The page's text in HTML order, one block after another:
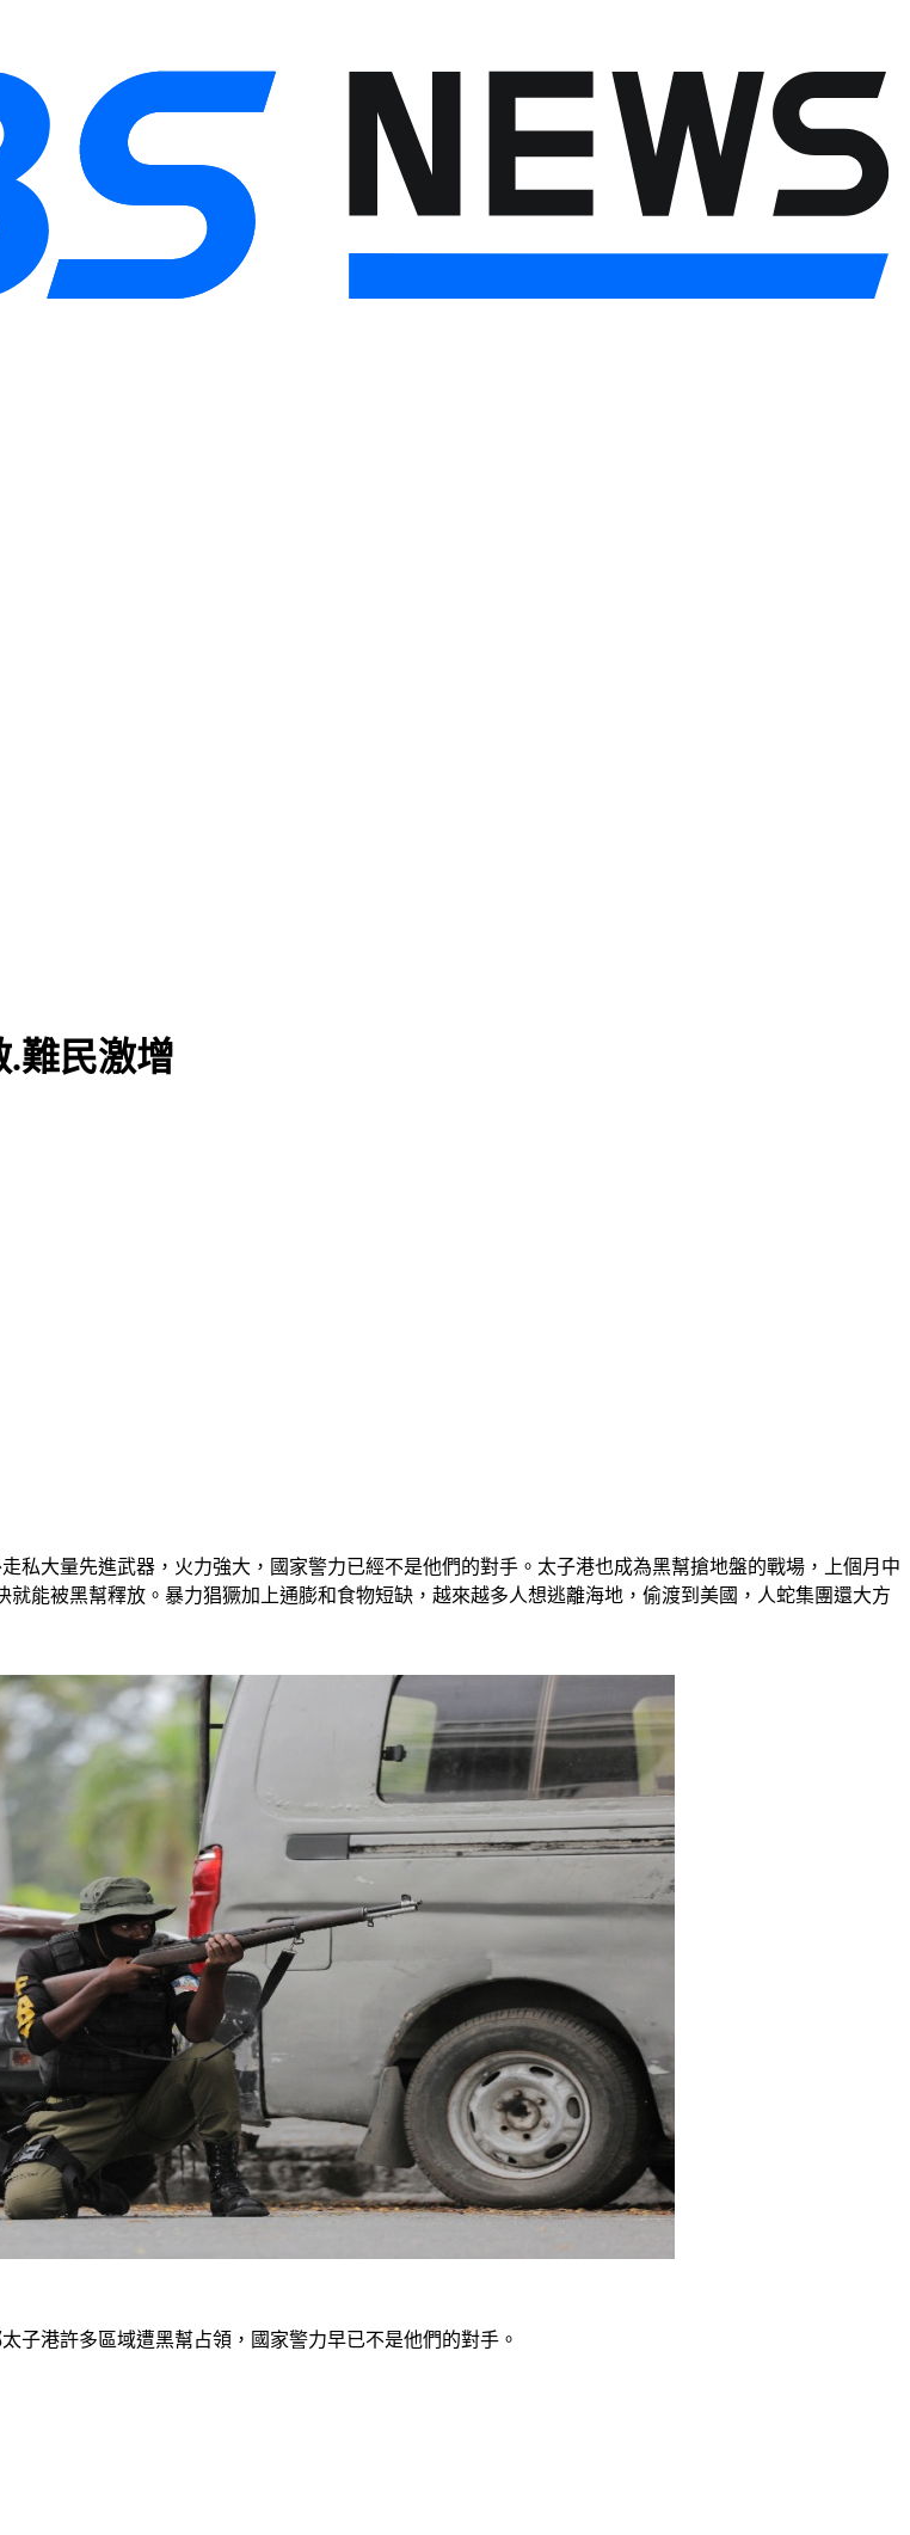
難民激增
私大量先進武器，火力強大，國家警力已經不是他們的對手。太子港也成為黑幫搶地盤的戰場，上個月中
能被黑幫釋放。暴力猖獗加上通膨和食物短缺，越來越多人想逃離海地，偷渡到美國，人蛇集團還大方
子港許多區域遭黑幫占領，國家警力早已不是他們的對手。